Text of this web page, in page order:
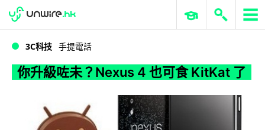
你升級咗未？Nexus 4 也可食 KitKat 了
WWDC 2026 ERP 與商業 AI
3C科技 手提電話
你升級咗未？Nexus 4 也可食 KitKat 了